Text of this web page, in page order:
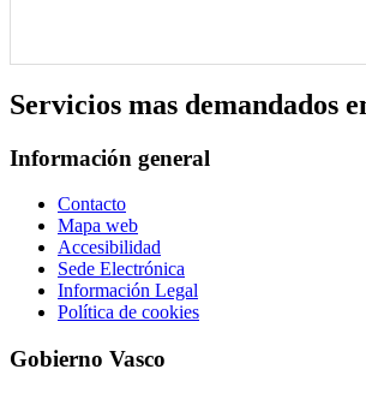
Servicios mas demandados
Información general
Contacto
Mapa web
Accesibilidad
Sede Electrónica
Información Legal
Política de cookies
Gobierno Vasco